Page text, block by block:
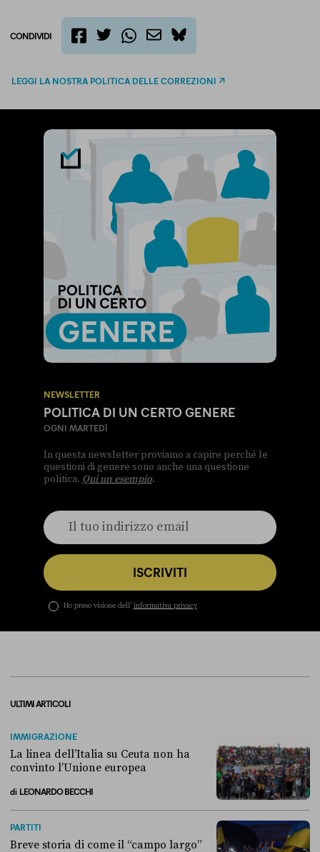
CONDIVIDI
bluesky
LEGGI LA NOSTRA POLITICA DELLE CORREZIONI
NEWSLETTER
POLITICA DI UN CERTO GENERE
OGNI MARTEDÌ
In questa newsletter proviamo a capire perché le
questioni di genere sono anche una questione
politica. Qui un esempio.
ISCRIVITI
Ho preso visione dell’ informativa privacy
ULTIMI ARTICOLI
IMMIGRAZIONE
La linea dell’Italia su Ceuta non ha
convinto l’Unione europea
di LEONARDO BECCHI
PARTITI
Breve storia di come il “campo largo”